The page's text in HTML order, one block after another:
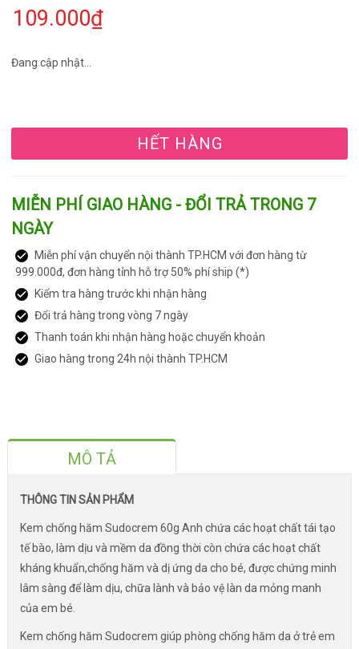
109.000₫
Đang cập nhật...
HẾT HÀNG
MIỄN PHÍ GIAO HÀNG - ĐỔI TRẢ TRONG 7
NGÀY
Miễn phí vận chuyển nội thành TP.HCM với đơn hàng từ
999.000đ, đơn hàng tỉnh hỗ trợ 50% phí ship (*)
Kiểm tra hàng trước khi nhận hàng
Đổi trả hàng trong vòng 7 ngày
Thanh toán khi nhận hàng hoặc chuyển khoản
Giao hàng trong 24h nội thành TP.HCM
MÔ TẢ
THÔNG TIN SẢN PHẨM
Kem chống hăm Sudocrem 60g Anh chứa các hoạt chất tái tạo
tế bào, làm dịu và mềm da đồng thời còn chứa các hoạt chất
kháng khuẩn,chống hăm và dị ứng da cho bé, được chứng minh
lâm sàng để làm dịu, chữa lành và bảo vệ làn da mỏng manh
của em bé.
Kem chống hăm Sudocrem giúp phòng chống hăm da ở trẻ em